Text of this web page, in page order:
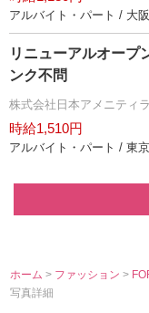
アルバイト・パート / 大
リニューアルオープ
ンク不問
株式会社日本アメニティ
時給1,510円
アルバイト・パート / 東
ホーム > ファッション>
写真詳細